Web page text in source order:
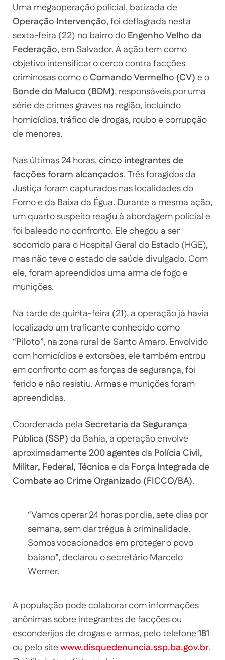
Uma megaoperação policial, batizada de
Operação Intervenção, foi deflagrada nesta
sexta-feira (22) no bairro doEngenho Velho da
Federação, em Salvador. A ação tem como
objetivo intensificar o cerco contra facções
criminosas como oComando Vermelho (CV)e o
Bonde do Maluco (BDM), responsáveis por uma
série de crimes graves na região, incluindo
homicídios, tráfico de drogas, roubo e corrupção
de menores.
Nas últimas 24 horas,cinco integrantes de
facções foram alcançados. Três foragidos da
Justiça foram capturados nas localidades do
Forno e da Baixa da Égua. Durante a mesma ação,
um quarto suspeito reagiu à abordagem policial e
foi baleado no confronto. Ele chegou a ser
socorrido para o Hospital Geral do Estado (HGE),
mas não teve o estado de saúde divulgado. Com
ele, foram apreendidos uma arma de fogo e
munições.
Na tarde de quinta-feira (21), a operação já havia
localizado um traficante conhecido como
“Piloto”, na zona rural de Santo Amaro. Envolvido
com homicídios e extorsões, ele também entrou
em confronto com as forças de segurança, foi
ferido e não resistiu. Armas e munições foram
apreendidas.
Coordenada pela Secretaria da Segurança
Pública (SSP)da Bahia, a operação envolve
aproximadamente200 agentesda Polícia Civil,
Militar, Federal, Técnicae da Força Integrada de
Combate ao Crime Organizado (FICCO/BA).
“Vamos operar 24 horas por dia, sete dias por
semana, sem dar trégua à criminalidade.
Somos vocacionados em proteger o povo
baiano”, declarou o secretário Marcelo
Werner.
A população pode colaborar com informações
anônimas sobre integrantes de facções ou
esconderijos de drogas e armas, pelo telefone181
ou pelo sitewww.disquedenuncia.ssp.ba.gov.br.